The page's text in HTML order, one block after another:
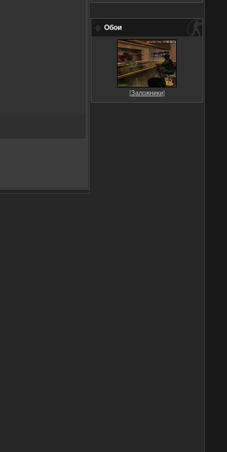
Обои
[Заложники]